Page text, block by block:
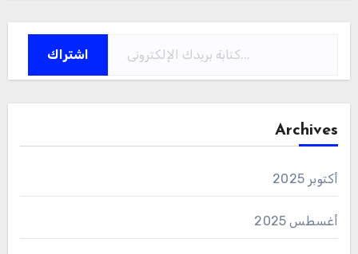
اشتراك
Archives
أكتوبر 2025
أغسطس 2025